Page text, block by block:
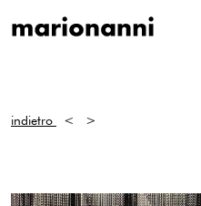
indietro < >